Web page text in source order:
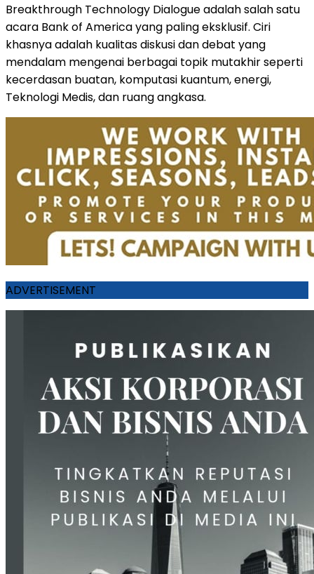
Breakthrough Technology Dialogue adalah salah satu
acara Bank of America yang paling eksklusif. Ciri
khasnya adalah kualitas diskusi dan debat yang
mendalam mengenai berbagai topik mutakhir seperti
kecerdasan buatan, komputasi kuantum, energi,
Teknologi Medis, dan ruang angkasa.
ADVERTISEMENT